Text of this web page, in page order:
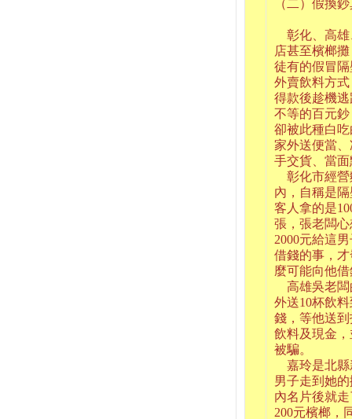
（二）假換
彰化、高雄
店甚至檳榔
徒有的假冒
外賣飲料方
得款後趁機
不等的百元
卻被此種白
家外送便當
手交貨、當
彰化市經營
內，自稱是
客人拿的是
張，張老闆
2000元給這
借錢的事，
麼可能向他
高雄吳老闆
外送10杯飲
錢，等他送
飲料及現金
被騙。
嘉玲是北縣
男子走到她
內名片後就
200元檳榔，